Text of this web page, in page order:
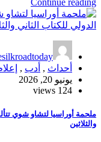
Continue reading
أحداث , أدب ,
يونيو 20, 2026
124 views
ملحمة أوراسيا لتشاو شوي
والثلاثين